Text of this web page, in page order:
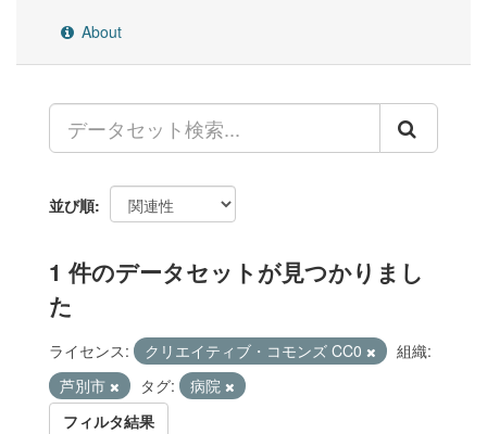
About
並び順
1 件のデータセットが見つかりまし
た
ライセンス: クリエイティブ・コモンズ CC0
組織:
芦別市
タグ:
病院
フィルタ結果